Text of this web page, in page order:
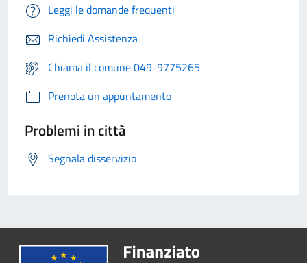
Leggi le domande frequenti
Richiedi Assistenza
Chiama il comune 049-9775265
Prenota un appuntamento
Problemi in città
Segnala disservizio